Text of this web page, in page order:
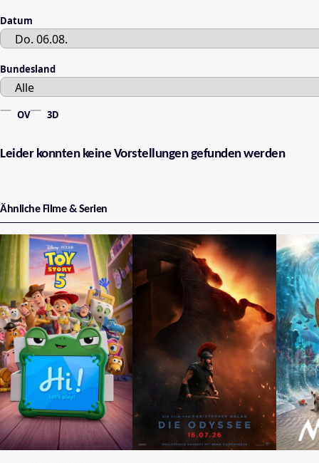
Datum
Bundesland
OV 3D
Leider konnten keine Vorstellungen gefunden werden
Ähnliche Filme & Serien